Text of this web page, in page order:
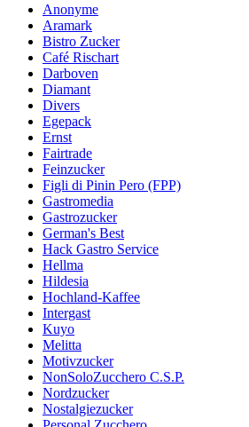
Anonyme
Aramark
Bistro Zucker
Café Rischart
Darboven
Diamant
Divers
Egepack
Ernst
Fairtrade
Feinzucker
Figli di Pinin Pero (FPP)
Gastromedia
Gastrozucker
German's Best
Hack Gastro Service
Hellma
Hildesia
Hochland-Kaffee
Intergast
Kuyo
Melitta
Motivzucker
NonSoloZucchero C.S.P.
Nordzucker
Nostalgiezucker